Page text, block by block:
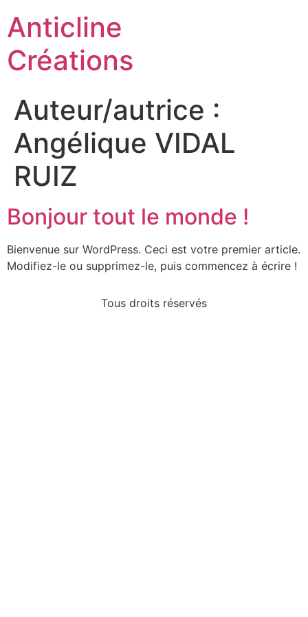
Anticline
Créations
Auteur/autrice :
Angélique VIDAL
RUIZ
Bonjour tout le monde !
Bienvenue sur WordPress. Ceci est votre premier article.
Modifiez-le ou supprimez-le, puis commencez à écrire !
Tous droits réservés